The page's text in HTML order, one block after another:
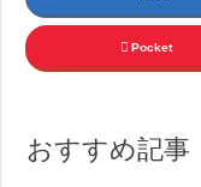
Pocket
おすすめ記事